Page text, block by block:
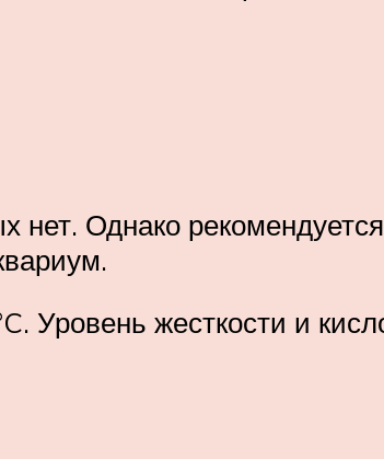
Однако рекомендуется
Уровень жесткости и